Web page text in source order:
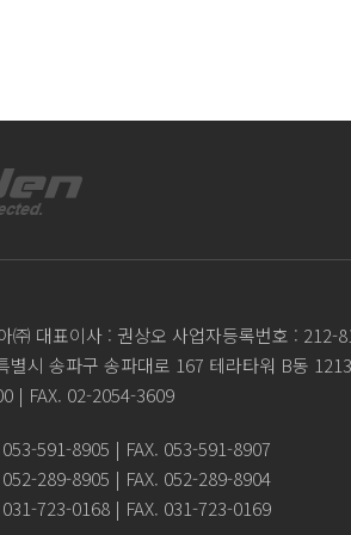
㈜ 대표이사 : 권상오 사업자등록번호 : 212-
별시 송파구 송파대로 167 테라타워 B동
| FAX. 02-2054-3609
053-591-8905 | FAX. 053-591-8907
052-289-8905 | FAX. 052-289-8904
031-723-0168 | FAX. 031-723-0169